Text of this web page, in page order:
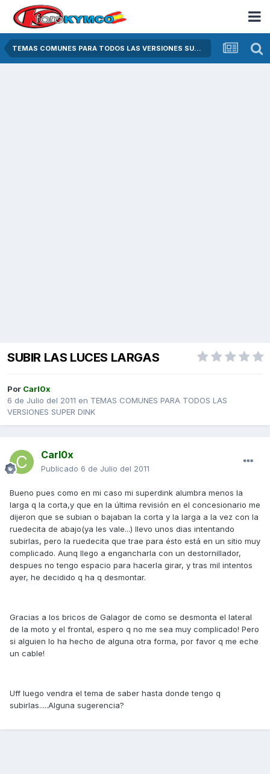
TEMAS COMUNES PARA TODOS LAS VERSIONES SUPER DINK
SUBIR LAS LUCES LARGAS
Por Carl0x
6 de Julio del 2011 en TEMAS COMUNES PARA TODOS LAS
VERSIONES SUPER DINK
Carl0x
Publicado 6 de Julio del 2011
Bueno pues como en mi caso mi superdink alumbra menos la
larga q la corta,y que en la última revisión en el concesionario me
dijeron que se subian o bajaban la corta y la larga a la vez con la
ruedecita de abajo(ya les vale...) llevo unos dias intentando
subirlas, pero la ruedecita que trae para ésto está en un sitio muy
complicado. Aunq llego a engancharla con un destornillador,
despues no tengo espacio para hacerla girar, y tras mil intentos
ayer, he decidido q ha q desmontar.
Gracias a los bricos de Galagor de como se desmonta el lateral
de la moto y el frontal, espero q no me sea muy complicado! Pero
si alguien lo ha hecho de alguna otra forma, por favor q me eche
un cable!
Uff luego vendra el tema de saber hasta donde tengo q
subirlas.....Alguna sugerencia?